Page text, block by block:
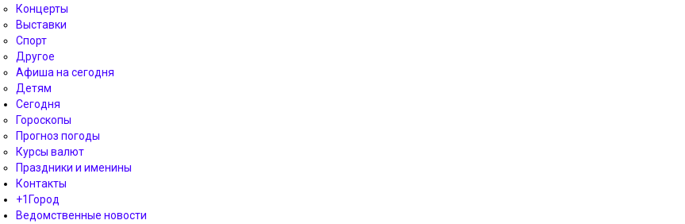
Концерты
Выставки
Спорт
Другое
Афиша на сегодня
Детям
Сегодня
Гороскопы
Прогноз погоды
Курсы валют
Праздники и именины
Контакты
+1Город
Ведомственные новости